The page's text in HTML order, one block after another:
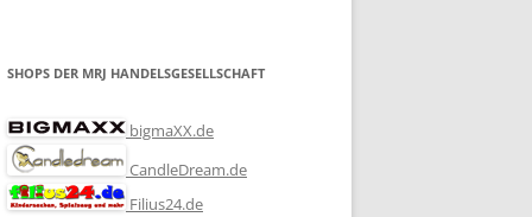
SHOPS DER MRJ HANDELSGESELLSCHAFT
bigmaXX.de
CandleDream.de
Filius24.de